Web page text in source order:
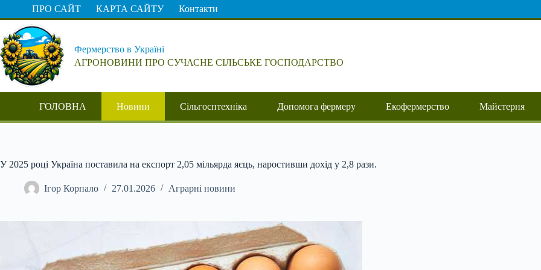
Перейти
вмісту
ПРО САЙТ КАРТА САЙТУ Контакти
Фермерство в Україні
АГРОНОВИНИ ПРО СУЧАСНЕ СІЛЬСЬКЕ ГОСПОДАРСТВО
ГОЛОВНА Новини Сільгосптехніка Допомога фермеру Екофермерство Майстерня
У 2025 році Україна поставила на експорт 2,05 мільярда яєць, наростивши дохід у 2,8 рази.
Ігор Корпало 27.01.2026 Аграрні новини